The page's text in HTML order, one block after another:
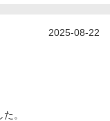
2025-08-22
。